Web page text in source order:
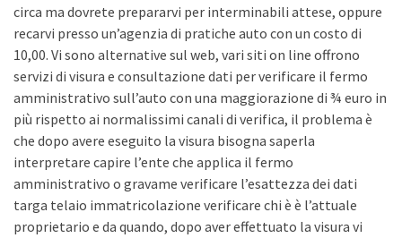
circa ma dovrete prepararvi per interminabili attese, oppure
recarvi presso un’agenzia di pratiche auto con un costo di
10,00. Vi sono alternative sul web, vari siti on line offrono
servizi di visura e consultazione dati per verificare il fermo
amministrativo sull’auto con una maggiorazione di ¾ euro in
più rispetto ai normalissimi canali di verifica, il problema è
che dopo avere eseguito la visura bisogna saperla
interpretare capire l’ente che applica il fermo
amministrativo o gravame verificare l’esattezza dei dati
targa telaio immatricolazione verificare chi è è l’attuale
proprietario e da quando, dopo aver effettuato la visura vi